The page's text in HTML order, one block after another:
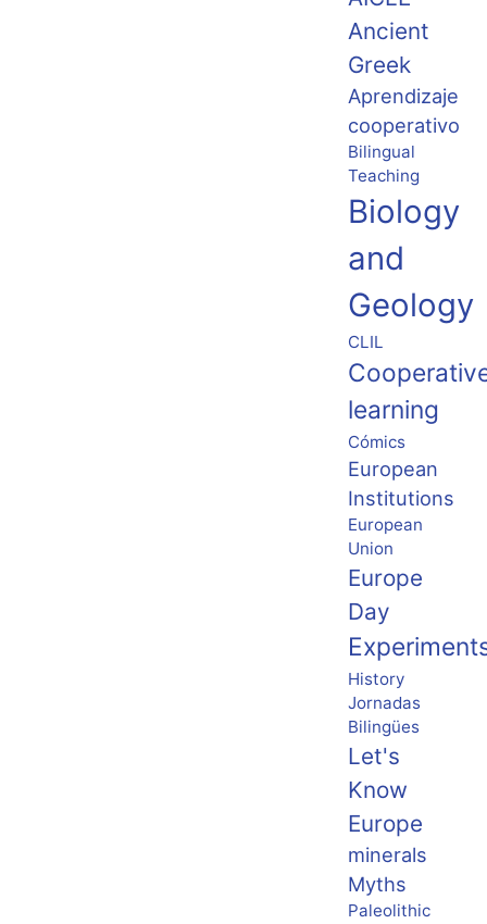
Ancient
Greek
Aprendizaje
cooperativo
Bilingual
Teaching
Biology
and
Geology
CLIL
learning
Cómics
European
Institutions
European
Union
Europe
Day
History
Jornadas
Bilingües
Let's
Know
Europe
minerals
Myths
Paleolithic